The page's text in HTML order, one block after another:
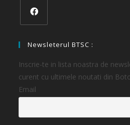
Newsleterul BTSC :
Inscrie-te in lista noastra de
curent cu ultimele noutati din
Email